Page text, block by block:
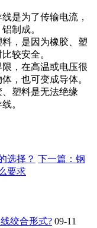
是为了传输电流，
制成。
，是因为橡胶、塑
较安全。
，在高温或电压很
，也可变成导体。
塑料是无法绝缘
。
选择？ 下一篇：钢
要求
绞合形式? 09-11